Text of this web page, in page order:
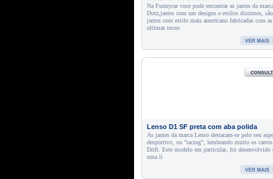
Na Funnycar voce pode encontrar as jantes da marca
Dotz,jantes com um designs e estilos distintos,
jantes com estilo mais americano fabricadas com as
ultimas tecno
Lenso D1 SF preta com aba polida
As jantes da marca Lenso destacam-se pelo seu
desportivo, ou "racing", lembrando muito os carros
Drift. Este modelo em particular, foi desenvolvido
uma li